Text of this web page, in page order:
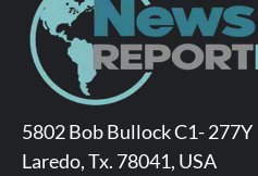
5802 Bob Bullock C1- 277Y
Laredo, Tx. 78041, USA